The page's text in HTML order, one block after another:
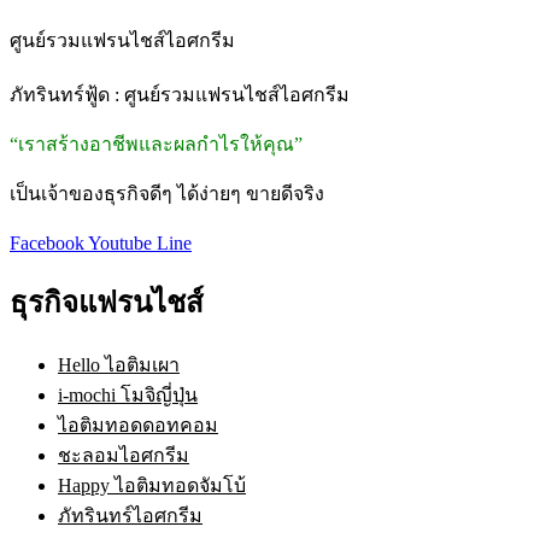
ศูนย์รวมแฟรนไชส์ไอศกรีม
ภัทรินทร์ฟู้ด : ศูนย์รวมแฟรนไชส์ไอศกรีม
“เราสร้างอาชีพและผลกำไรให้คุณ”
เป็นเจ้าของธุรกิจดีๆ ได้ง่ายๆ ขายดีจริง
FacebookYoutube Line
ธุรกิจแฟรนไชส์
Hello ไอติมเผา
i-mochi โมจิญี่ปุ่น
ไอติมทอดดอทคอม
ชะลอมไอศกรีม
Happy ไอติมทอดจัมโบ้
ภัทรินทร์ไอศกรีม